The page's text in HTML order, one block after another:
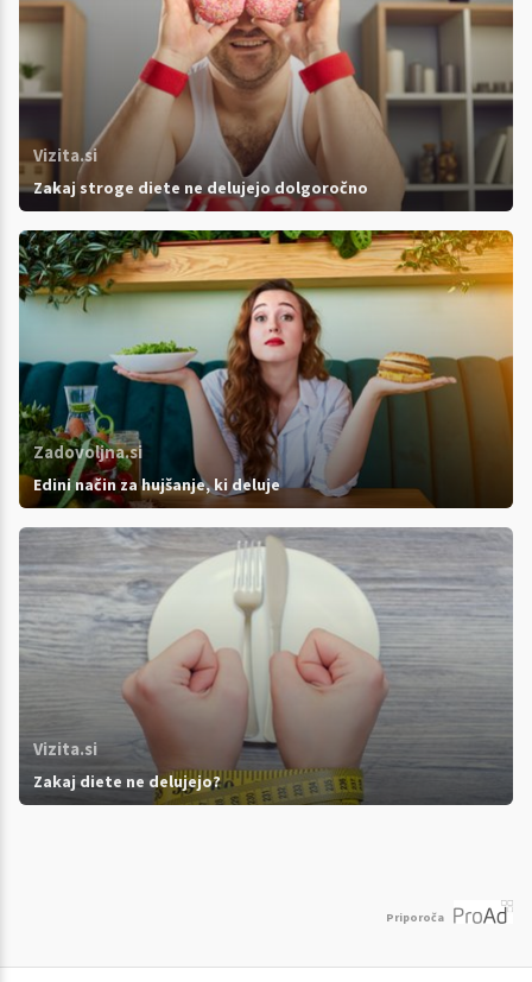
Vizita.si
Zakaj stroge diete ne delujejo dolgoročno
Zadovoljna.si
Edini način za hujšanje, ki deluje
Vizita.si
Zakaj diete ne delujejo?
Priporoča